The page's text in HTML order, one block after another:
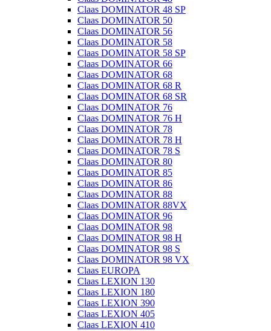
Claas DOMINATOR 48 SP
Claas DOMINATOR 50
Claas DOMINATOR 56
Claas DOMINATOR 58
Claas DOMINATOR 58 SP
Claas DOMINATOR 66
Claas DOMINATOR 68
Claas DOMINATOR 68 R
Claas DOMINATOR 68 SR
Claas DOMINATOR 76
Claas DOMINATOR 76 H
Claas DOMINATOR 78
Claas DOMINATOR 78 H
Claas DOMINATOR 78 S
Claas DOMINATOR 80
Claas DOMINATOR 85
Claas DOMINATOR 86
Claas DOMINATOR 88
Claas DOMINATOR 88VX
Claas DOMINATOR 96
Claas DOMINATOR 98
Claas DOMINATOR 98 H
Claas DOMINATOR 98 S
Claas DOMINATOR 98 VX
Claas EUROPA
Claas LEXION 130
Claas LEXION 180
Claas LEXION 390
Claas LEXION 405
Claas LEXION 410